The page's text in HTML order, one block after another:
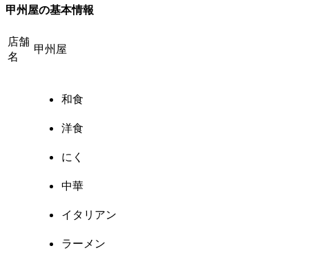
甲州屋の基本情報
店舗
名
甲州屋
和食
洋食
にく
中華
イタリアン
ラーメン